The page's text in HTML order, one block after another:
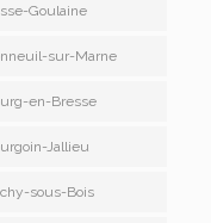
Goulaine
sur-Marne
en-Bresse
Jallieu
sous-Bois